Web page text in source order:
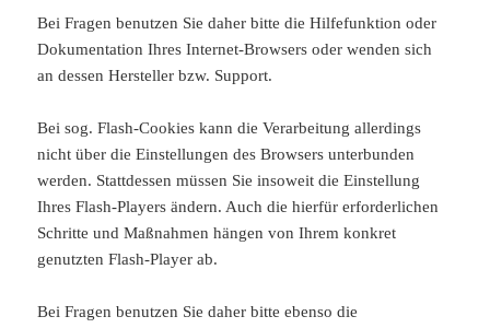
Bei Fragen benutzen Sie daher bitte die Hilfefunktion oder
Dokumentation Ihres Internet-Browsers oder wenden sich
an dessen Hersteller bzw. Support.
Bei sog. Flash-Cookies kann die Verarbeitung allerdings
nicht über die Einstellungen des Browsers unterbunden
werden. Stattdessen müssen Sie insoweit die Einstellung
Ihres Flash-Players ändern. Auch die hierfür erforderlichen
Schritte und Maßnahmen hängen von Ihrem konkret
genutzten Flash-Player ab.
Bei Fragen benutzen Sie daher bitte ebenso die